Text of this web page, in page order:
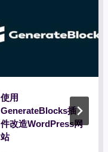
使用
GenerateBlocks插
件改造WordPress网
站